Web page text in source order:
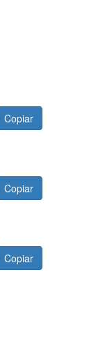
Copiar
Copiar
Copiar